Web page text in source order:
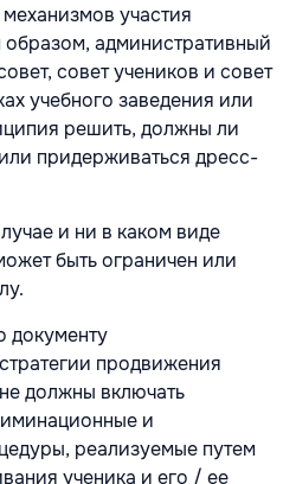
участия
административный
совет учеников и совет
учебного заведения или
решить, должны ли
придерживаться дресс-
и ни в каком виде
быть ограничен или
документу
продвижения
должны включать
и
реализуемые путем
ученика и его / ее